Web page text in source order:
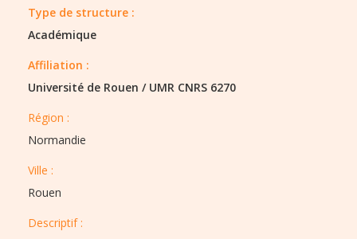
Type de structure :​
Académique
Affiliation :
Université de Rouen / UMR CNRS 6270
Région :​​
Normandie
Ville :​​
Rouen
Descriptif :​